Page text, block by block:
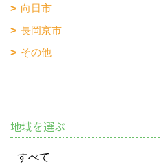
向日市
長岡京市
その他
地域を選ぶ
すべて